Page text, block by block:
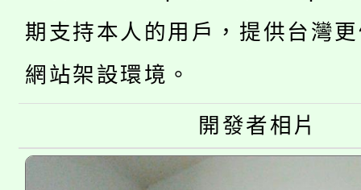
田徑場及游泳池舉行。
視費優惠，中低收入戶
半價優惠，詳情可洽有
者。
大園自造教育及科技中
份教師增能研習
大溪自造教育及科技中
份教師研習
淨零綠生活教案入校路
115年食農教育專業人
期支持本人的用戶，提供台灣
網站架設環境。
開發者相片